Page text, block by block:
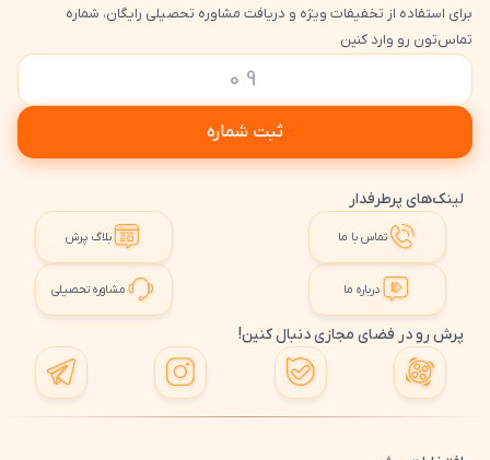
برای استفاده از تخفیفات ویژه و دریافت مشاوره تحصیلی رایگان، شماره
تماس‌تون رو وارد کنین
ثبت شماره
لینک‌های پرطرفدار
تماس با ما بلاگ پرش
درباره ما مشاوره تحصیلی
پرش رو در فضای مجازی دنبال کنین!